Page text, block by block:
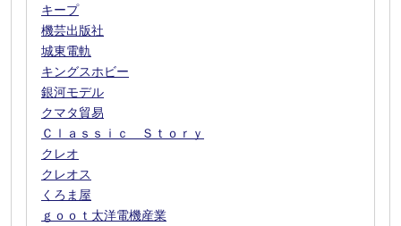
キープ
機芸出版社
城東電軌
キングスホビー
銀河モデル
クマタ貿易
Ｃｌａｓｓｉｃ Ｓｔｏｒｙ
クレオ
クレオス
くろま屋
ｇｏｏｔ太洋電機産業